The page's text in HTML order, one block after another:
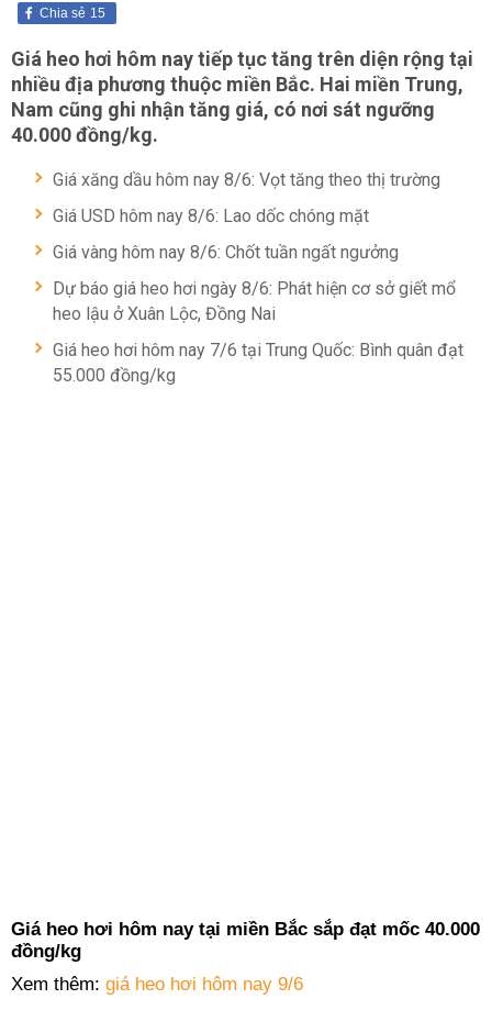
15
Chia sẻ
Giá heo hơi hôm naytiếp tục tăng trên diện rộng tại
nhiều địa phương thuộc miền Bắc. Hai miền Trung,
Nam cũng ghi nhận tăng giá, có nơi sát ngưỡng
40.000 đồng/kg.
Giá xăng dầu hôm nay 8/6: Vọt tăng theo thị trường
Giá USD hôm nay 8/6: Lao dốc chóng mặt
Giá vàng hôm nay 8/6: Chốt tuần ngất ngưởng
Dự báo giá heo hơi ngày 8/6: Phát hiện cơ sở giết mổ
heo lậu ở Xuân Lộc, Đồng Nai
Giá heo hơi hôm nay 7/6 tại Trung Quốc: Bình quân đạt
55.000 đồng/kg
Giá heo hơi hôm nay tại miền Bắc sắp đạt mốc 40.000
đồng/kg
Xem thêm: giá heo hơi hôm nay 9/6